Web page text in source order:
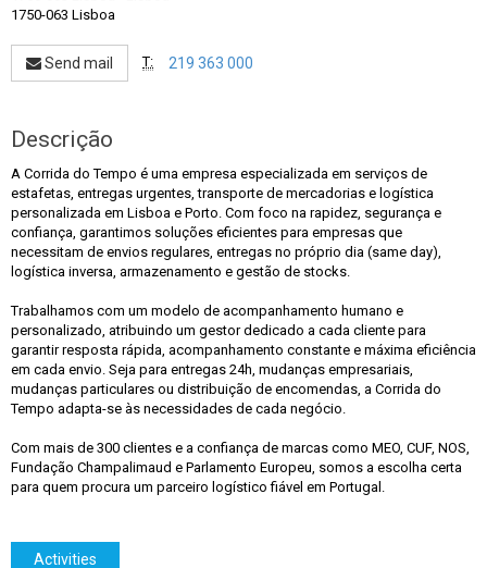
1750-063 Lisboa
Send mail T: 219 363 000
Descrição
A Corrida do Tempo é uma empresa especializada em serviços de
estafetas, entregas urgentes, transporte de mercadorias e logística
personalizada em Lisboa e Porto. Com foco na rapidez, segurança e
confiança, garantimos soluções eficientes para empresas que
necessitam de envios regulares, entregas no próprio dia (same day),
logística inversa, armazenamento e gestão de stocks.
Trabalhamos com um modelo de acompanhamento humano e
personalizado, atribuindo um gestor dedicado a cada cliente para
garantir resposta rápida, acompanhamento constante e máxima eficiência
em cada envio. Seja para entregas 24h, mudanças empresariais,
mudanças particulares ou distribuição de encomendas, a Corrida do
Tempo adapta-se às necessidades de cada negócio.
Com mais de 300 clientes e a confiança de marcas como MEO, CUF, NOS,
Fundação Champalimaud e Parlamento Europeu, somos a escolha certa
para quem procura um parceiro logístico fiável em Portugal.
Activities